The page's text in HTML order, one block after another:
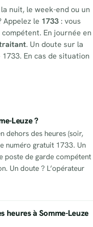
nuit, le week-end ou un
Appelez le 1733 : vous
En journée en
. Un doute sur la
En cas de situation
Leuze ?
dehors des heures (soir,
numéro gratuit 1733. Un
poste de garde compétent
Un doute ? L’opérateur
heures à Somme-Leuze